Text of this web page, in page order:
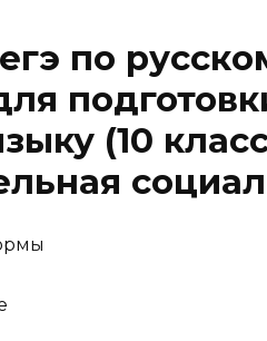
по
(10